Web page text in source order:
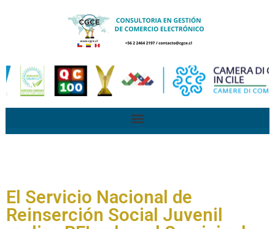
El Servicio Nacional de
Reinserción Social Juvenil